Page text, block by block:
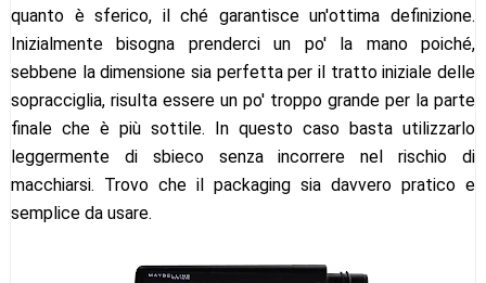
quanto è sferico, il ché garantisce un'ottima definizione.
Inizialmente bisogna prenderci un po' la mano poiché,
sebbene la dimensione sia perfetta per il tratto iniziale delle
sopracciglia, risulta essere un po' troppo grande per la parte
finale che è più sottile. In questo caso basta utilizzarlo
leggermente di sbieco senza incorrere nel rischio di
macchiarsi. Trovo che il packaging sia davvero pratico e
semplice da usare.